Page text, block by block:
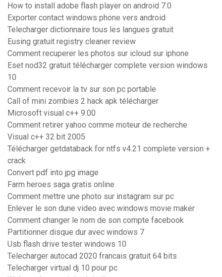
How to install adobe flash player on android 7.0
Exporter contact windows phone vers android
Telecharger dictionnaire tous les langues gratuit
Eusing gratuit registry cleaner review
Comment recuperer les photos sur icloud sur iphone
Eset nod32 gratuit télécharger complete version windows
10
Comment recevoir la tv sur son pc portable
Call of mini zombies 2 hack apk télécharger
Microsoft visual c++ 9.00
Comment retirer yahoo comme moteur de recherche
Visual c++ 32 bit 2005
Télécharger getdataback for ntfs v4.21 complete version +
crack
Convert pdf into jpg image
Farm heroes saga gratis online
Comment mettre une photo sur instagram sur pc
Enlever le son dune video avec windows movie maker
Comment changer le nom de son compte facebook
Partitionner disque dur avec windows 7
Usb flash drive tester windows 10
Telecharger autocad 2020 francais gratuit 64 bits
Telecharger virtual dj 10 pour pc